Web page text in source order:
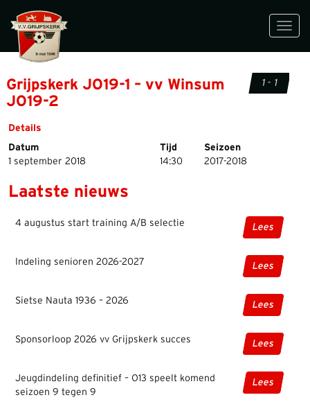
Grijpskerk JO19-1 – vv Winsum
JO19-2
1 - 1
Details
Datum
Tijd
Seizoen
1 september 2018
14:30 2017-2018
Laatste nieuws
4 augustus start training A/B selectie Lees
Indeling senioren 2026-2027 Lees
Sietse Nauta 1936 – 2026 Lees
Sponsorloop 2026 vv Grijpskerk succes Lees
Jeugdindeling definitief – O13 speelt komend
seizoen 9 tegen 9
Lees